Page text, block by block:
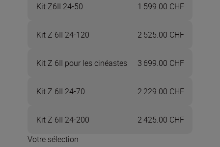
Kit Z6II 24-50 1 599.00 CHF
Kit Z 6II 24-120 2 525.00 CHF
Kit Z 6II pour les cinéastes 3 699.00 CHF
Kit Z 6II 24-70 2 229.00 CHF
Kit Z 6II 24-200
2 425.00 CHF
Votre sélection